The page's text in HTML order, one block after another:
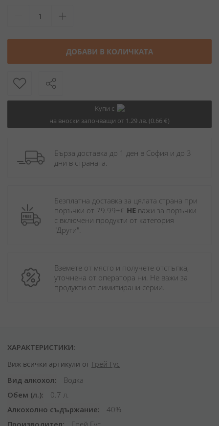
ДОБАВИ В КОЛИЧКАТА
Купи с
на вноски започващи от 1.29 лв. (0.66 €)
Бърза доставка до 1 ден в София и до 3
дни в страната.
Безплатна доставка за цялата страна при
поръчки от 79.99+€ НЕ важи за поръчки
с включени продукти от категория
"Други".
Вземете от място и получете отстъпка,
уточнена от оператора ни. Не важи за
продукти от лимитирани серии.
ХАРАКТЕРИСТИКИ:
Виж всички артикули от Грей Гус
Вид алкохол
Водка
Обем (л.)
0.7 л.
Алкохолно съдържание
40%
Производител
Грей Гус